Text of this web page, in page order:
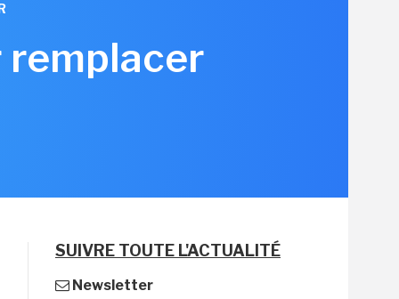
remplacer
SUIVRE TOUTE L'ACTUALITÉ
Newsletter